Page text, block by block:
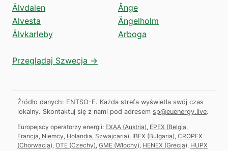
Älvdalen
Alvesta
Älvkarleby
Ånge
Ängelholm
Arboga
Przeglądaj Szwecja →
Źródło danych: ENTSO-E. Każda strefa wyświetla swój czas
lokalny. Skontaktuj się z nami pod adresem sp@euenergy.live.
Europejscy operatorzy energii: EXAA (Austria) EPEX (Belgia,
Francja, Niemcy, Holandia, Szwajcaria) IBEX (Bułgaria) CROPEX
(Chorwacja) OTE (Czechy) GME (Włochy) HENEX (Grecja) HUPX